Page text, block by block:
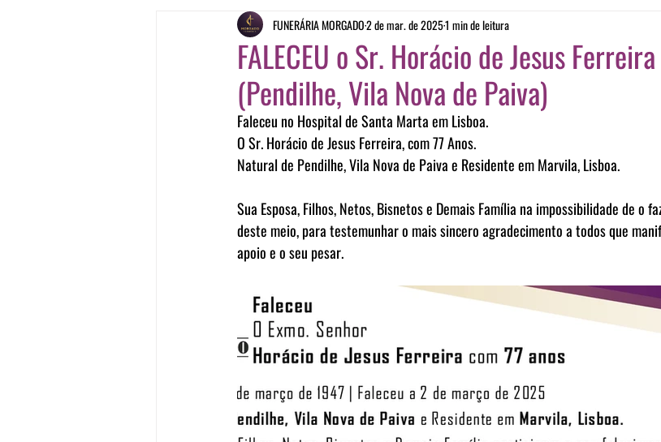
FALECEU o Sr. Horácio de Jesus
(Pendilhe, Vila Nova de Paiva)
FUNERÁRIA MORGADO2 de mar. de 20251 min de leitura
Faleceu no Hospital de Santa Marta em Lisboa.
O Sr. Horácio de Jesus Ferreira, com 77 Anos.
Natural de Pendilhe, Vila Nova de Paiva e Residente em Marvila, Lisboa.
Sua Esposa, Filhos, Netos, Bisnetos e Demais Família na impossibilidade de o
deste meio, para testemunhar o mais sincero agradecimento a todos que
apoio e o seu pesar.